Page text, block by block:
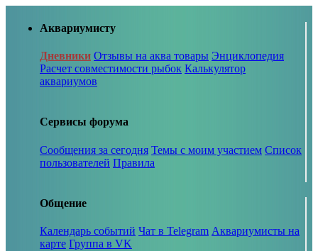
Аквариумисту
Дневники Отзывы на аква товары Энциклопедия
Расчет совместимости рыбок Калькулятор
аквариумов
Сервисы форума
Сообщения за сегодня Темы с моим участием Список
пользователей Правила
Общение
Календарь событий Чат в Telegram Аквариумисты на
карте Группа в VK